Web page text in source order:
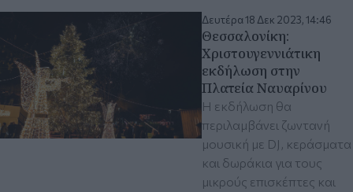
Δευτέρα 18 Δεκ 2023, 14:46
Θεσσαλονίκη:
Χριστουγεννιάτικη
εκδήλωση στην
Πλατεία Ναυαρίνου
Η εκδήλωση θα
περιλαμβάνει ζωντανή
μουσική με DJ, κεράσματα
και δωράκια για τους
μικρούς επισκέπτες και